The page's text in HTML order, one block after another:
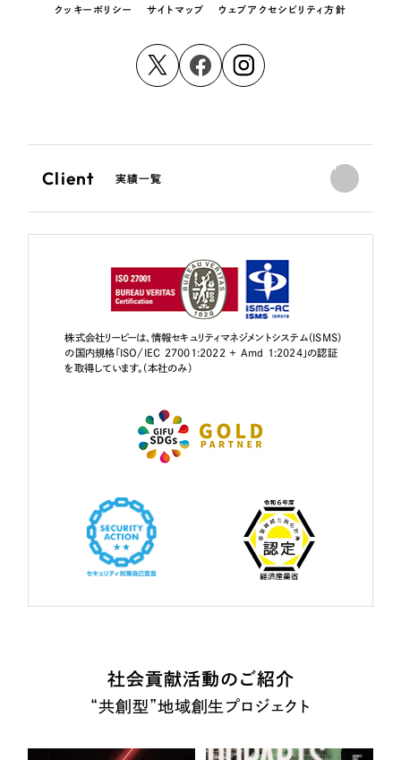
クッキーポリシー サイトマップ ウェブアクセシビリティ方針
Client 実績一覧
株式会社リーピーは、情報セキュリティマネジメントシステム（ISMS）
の国内規格「ISO/IEC 27001:2022 + Amd 1:2024」の認証
を取得しています。（本社のみ）
社会貢献活動のご紹介
“共創型”地域創生プロジェクト